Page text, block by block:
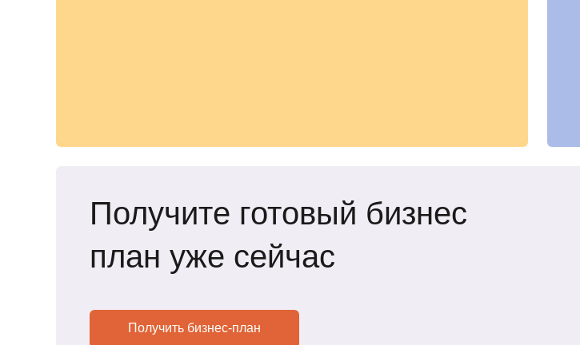
Получите готовый бизнес
план уже сейчас
Получить бизнес-план